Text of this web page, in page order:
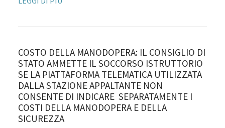
COSTO DELLA MANODOPERA: IL CONSIGLIO DI
STATO AMMETTE IL SOCCORSO ISTRUTTORIO
SE LA PIATTAFORMA TELEMATICA UTILIZZATA
DALLA STAZIONE APPALTANTE NON
CONSENTE DI INDICARE SEPARATAMENTE I
COSTI DELLA MANODOPERA E DELLA
SICUREZZA